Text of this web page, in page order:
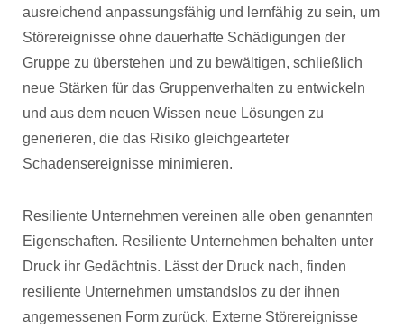
ausreichend anpassungsfähig und lernfähig zu sein, um
Störereignisse ohne dauerhafte Schädigungen der
Gruppe zu überstehen und zu bewältigen, schließlich
neue Stärken für das Gruppenverhalten zu entwickeln
und aus dem neuen Wissen neue Lösungen zu
generieren, die das Risiko gleichgearteter
Schadensereignisse minimieren.
Resiliente Unternehmen vereinen alle oben genannten
Eigenschaften. Resiliente Unternehmen behalten unter
Druck ihr Gedächtnis. Lässt der Druck nach, finden
resiliente Unternehmen umstandslos zu der ihnen
angemessenen Form zurück. Externe Störereignisse